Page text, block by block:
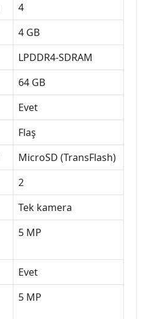
4
4 GB
LPDDR4-SDRAM
64 GB
Evet
Flaş
MicroSD (TransFlash)
2
Tek kamera
5 MP
Evet
5 MP